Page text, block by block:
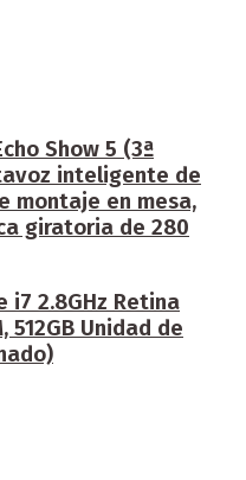
Show 5 (3ª
inteligente de
montaje en mesa,
giratoria de 280
i7 2.8GHz Retina
512GB Unidad de